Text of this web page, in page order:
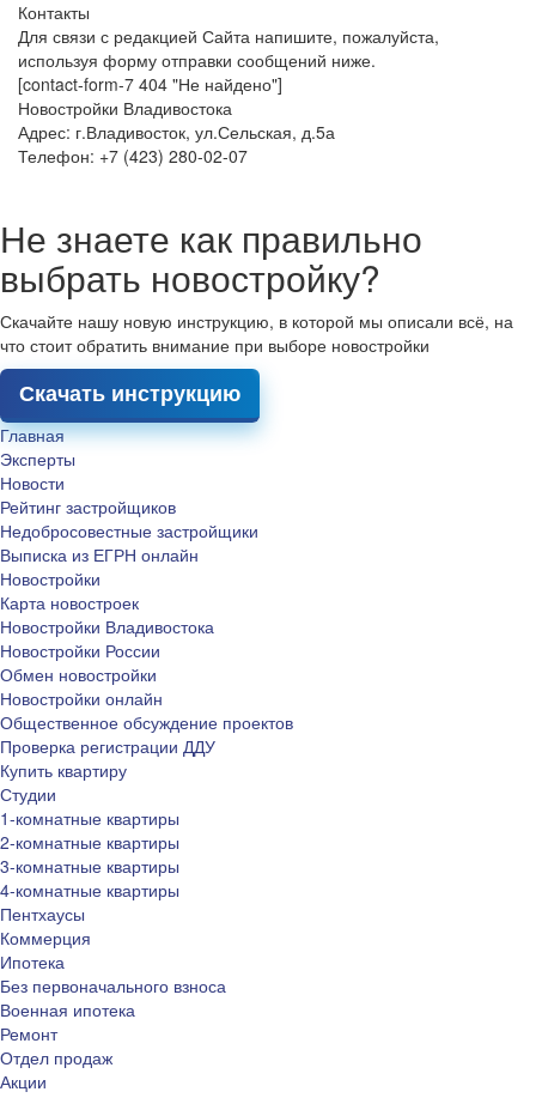
Контакты
Для связи с редакцией Сайта напишите, пожалуйста,
используя форму отправки сообщений ниже.
[contact-form-7 404 "Не найдено"]
Новостройки Владивостока
Адрес: г.Владивосток, ул.Сельская, д.5а
Телефон: +7 (423) 280-02-07
Не знаете как правильно
выбрать новостройку?
Скачайте нашу новую инструкцию, в которой мы описали всё, на
что стоит обратить внимание при выборе новостройки
Скачать инструкцию
Главная
Эксперты
Новости
Рейтинг застройщиков
Недобросовестные застройщики
Выписка из ЕГРН онлайн
Новостройки
Карта новостроек
Новостройки Владивостока
Новостройки России
Обмен новостройки
Новостройки онлайн
Общественное обсуждение проектов
Проверка регистрации ДДУ
Купить квартиру
Студии
1-комнатные квартиры
2-комнатные квартиры
3-комнатные квартиры
4-комнатные квартиры
Пентхаусы
Коммерция
Ипотека
Без первоначального взноса
Военная ипотека
Ремонт
Отдел продаж
Акции